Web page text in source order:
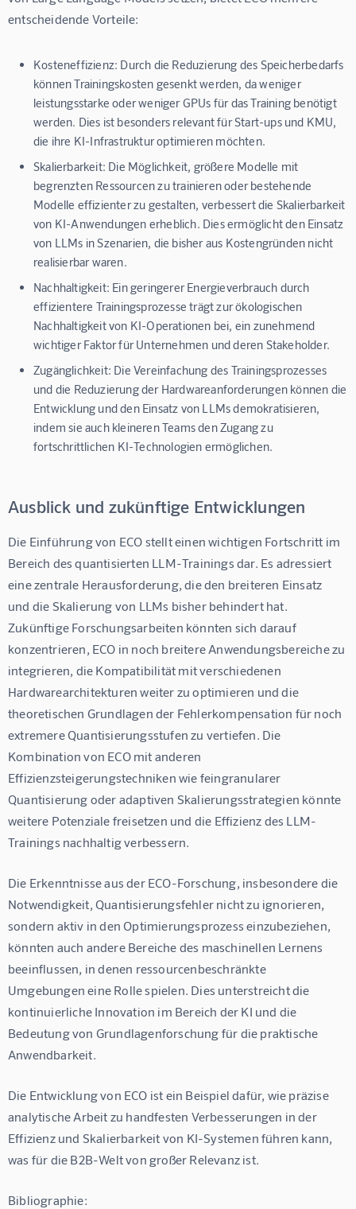
entscheidende Vorteile:
Kosteneffizienz: Durch die Reduzierung des Speicherbedarfs
können Trainingskosten gesenkt werden, da weniger
leistungsstarke oder weniger GPUs für das Training benötigt
werden. Dies ist besonders relevant für Start-ups und KMU,
die ihre KI-Infrastruktur optimieren möchten.
Skalierbarkeit: Die Möglichkeit, größere Modelle mit
begrenzten Ressourcen zu trainieren oder bestehende
Modelle effizienter zu gestalten, verbessert die Skalierbarkeit
von KI-Anwendungen erheblich. Dies ermöglicht den Einsatz
von LLMs in Szenarien, die bisher aus Kostengründen nicht
realisierbar waren.
Nachhaltigkeit: Ein geringerer Energieverbrauch durch
effizientere Trainingsprozesse trägt zur ökologischen
Nachhaltigkeit von KI-Operationen bei, ein zunehmend
wichtiger Faktor für Unternehmen und deren Stakeholder.
Zugänglichkeit: Die Vereinfachung des Trainingsprozesses
und die Reduzierung der Hardwareanforderungen können die
Entwicklung und den Einsatz von LLMs demokratisieren,
indem sie auch kleineren Teams den Zugang zu
fortschrittlichen KI-Technologien ermöglichen.
Ausblick und zukünftige Entwicklungen
Die Einführung von ECO stellt einen wichtigen Fortschritt im
Bereich des quantisierten LLM-Trainings dar. Es adressiert
eine zentrale Herausforderung, die den breiteren Einsatz
und die Skalierung von LLMs bisher behindert hat.
Zukünftige Forschungsarbeiten könnten sich darauf
konzentrieren, ECO in noch breitere Anwendungsbereiche zu
integrieren, die Kompatibilität mit verschiedenen
Hardwarearchitekturen weiter zu optimieren und die
theoretischen Grundlagen der Fehlerkompensation für noch
extremere Quantisierungsstufen zu vertiefen. Die
Kombination von ECO mit anderen
Effizienzsteigerungstechniken wie feingranularer
Quantisierung oder adaptiven Skalierungsstrategien könnte
weitere Potenziale freisetzen und die Effizienz des LLM-
Trainings nachhaltig verbessern.
Die Erkenntnisse aus der ECO-Forschung, insbesondere die
Notwendigkeit, Quantisierungsfehler nicht zu ignorieren,
sondern aktiv in den Optimierungsprozess einzubeziehen,
könnten auch andere Bereiche des maschinellen Lernens
beeinflussen, in denen ressourcenbeschränkte
Umgebungen eine Rolle spielen. Dies unterstreicht die
kontinuierliche Innovation im Bereich der KI und die
Bedeutung von Grundlagenforschung für die praktische
Anwendbarkeit.
Die Entwicklung von ECO ist ein Beispiel dafür, wie präzise
analytische Arbeit zu handfesten Verbesserungen in der
Effizienz und Skalierbarkeit von KI-Systemen führen kann,
was für die B2B-Welt von großer Relevanz ist.
Bibliographie: